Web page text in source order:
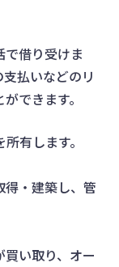
借り受けま
払いなどのリ
できます。
有します。
・建築し、管
い取り、オー